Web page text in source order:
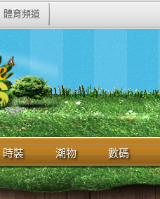
體育頻道
時裝 潮物 數碼